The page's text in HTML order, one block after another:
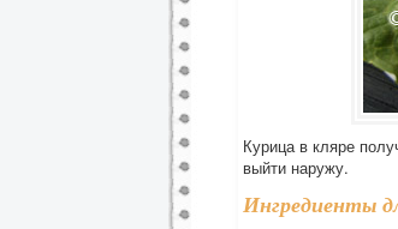
Курица в кляре
выйти наружу.
Ингредиенты